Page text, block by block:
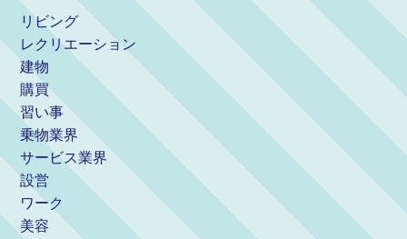
リビング
レクリエーション
建物
購買
習い事
乗物業界
サービス業界
設営
ワーク
美容